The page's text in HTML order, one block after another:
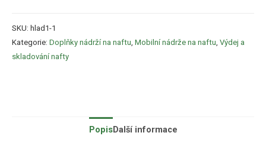
SKU: hlad1-1
Kategorie: Doplňky nádrží na naftu Mobilní nádrže na naftu Výdej a
skladování nafty
PopisDalší informace